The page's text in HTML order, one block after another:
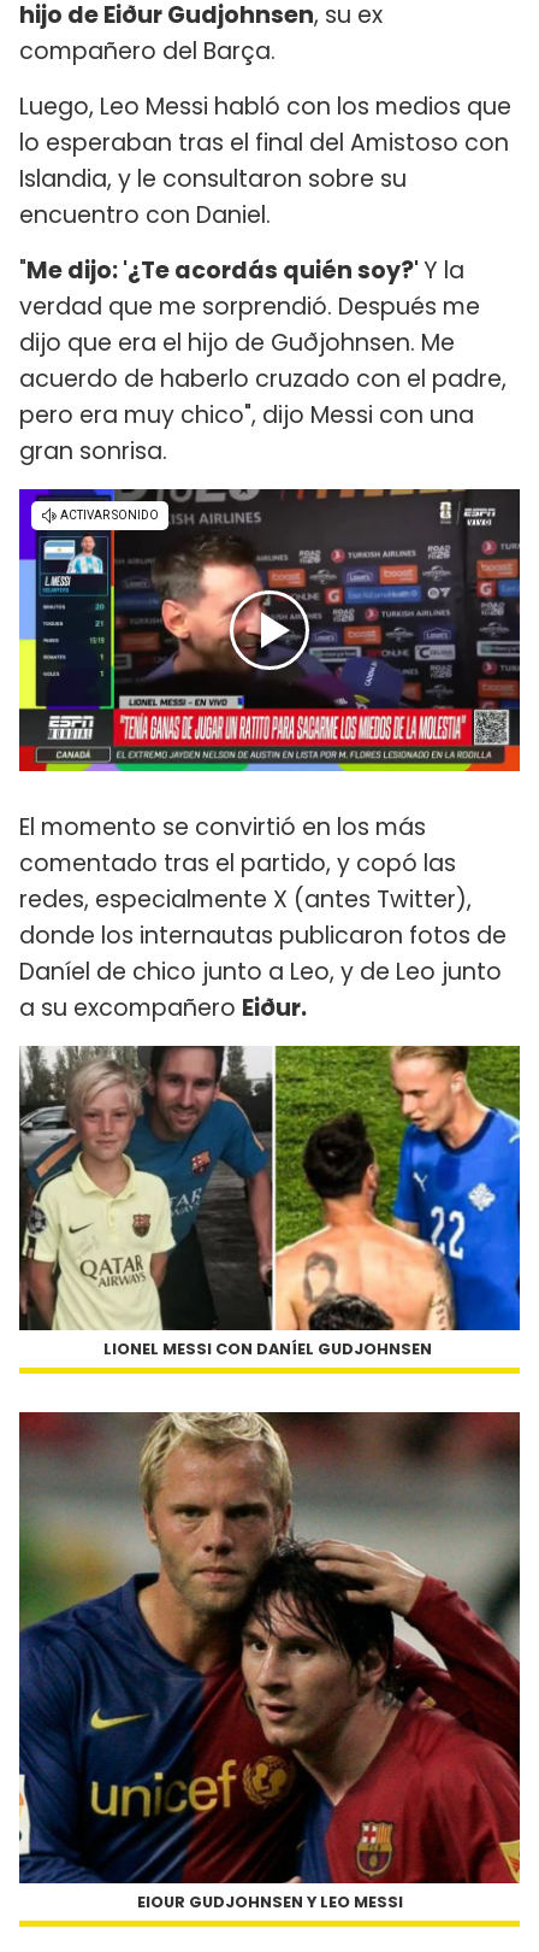
hijo de Eiður Gudjohnsen, su ex
compañero del Barça.
Luego, Leo Messi habló con los medios que
lo esperaban tras el final del Amistoso con
Islandia, y le consultaron sobre su
encuentro con Daniel.
"Me dijo: '¿Te acordás quién soy?'Y la
verdad que me sorprendió. Después me
dijo que era el hijo de Guðjohnsen. Me
acuerdo de haberlo cruzado con el padre,
pero era muy chico", dijo Messi con una
gran sonrisa.
El momento se convirtió en los más
comentado tras el partido, y copó las
redes, especialmente X (antes Twitter),
donde los internautas publicaron fotos de
Daníel de chico junto a Leo, y de Leo junto
a su excompañero Eiður.
LIONEL MESSI CON DANÍEL GUDJOHNSEN
EIOUR GUDJOHNSEN Y LEO MESSI